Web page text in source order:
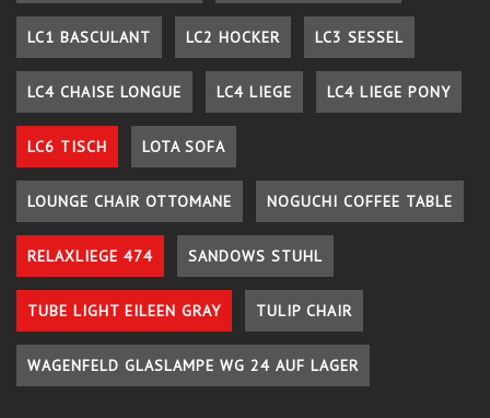
LC1 BASCULANT LC2 HOCKER LC3 SESSEL
LC4 CHAISE LONGUE LC4 LIEGE LC4 LIEGE PONY
LC6 TISCH LOTA SOFA
LOUNGE CHAIR OTTOMANE NOGUCHI COFFEE TABLE
RELAXLIEGE 474 SANDOWS STUHL
TUBE LIGHT EILEEN GRAY TULIP CHAIR
WAGENFELD GLASLAMPE WG 24 AUF LAGER